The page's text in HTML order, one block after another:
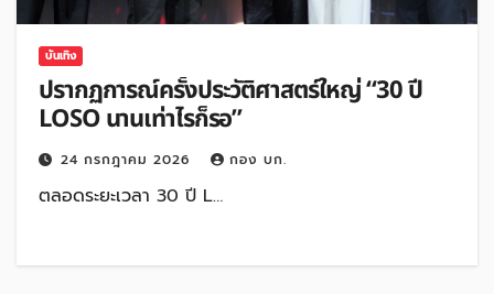
บันเทิง
ปรากฏการณ์ครั้งประวัติศาสตร์ใหญ่ “30 ปี
LOSO นานเท่าไรก็รอ”
24 กรกฎาคม 2026 กอง บก.
ตลอดระยะเวลา 30 ปี L…